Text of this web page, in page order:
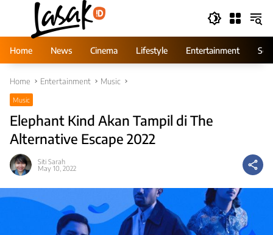
Home
News Cinema Lifestyle Entertainment
Home Entertainment Music
Music
Elephant Kind Akan Tampil di The
Alternative Escape 2022
Siti Sarah
May 10, 2022